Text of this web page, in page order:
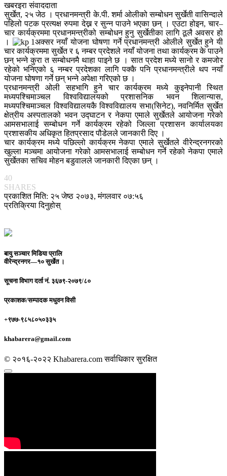
खबरइरा संवाददाता
सुर्खेत, २५ जेठ । प्रधानमन्त्री के.पी. शर्मा ओलीको सम्बोधन सुर्खेती वासिन्दाले
पहिलो पटक प्रत्यक्ष रुपमा देख्न र सुन्न पाउने भएका छन् । एउटा होइन, चार–
चार कार्यक्रममा प्रधानमन्त्रीको सम्बोधन हुनु सुर्खेतीका लागि ठूलै अवसर हो
।
अक्सर नयाँ योजना घोषणा गर्ने प्रधानमन्त्री ओलीले सुर्खेत हुने यी
चार कार्यक्रममा सुर्खेत र ६ नम्बर प्रदेशले नयाँ योजना तथा कार्यक्रम के पाउने
छन् भन्ने कुरा त सम्बोधनमै थाहा पाइने छ । सात प्रदेश मध्ये सानो र कमजोर
रहेको भनिएको ६ नम्बर प्रदेशका लागि पक्कै पनि प्रधानमन्त्रीले थप नयाँ
योजना घोषणा गर्ने छन् भन्ने अपेक्षा गरिएको छ ।
प्रधानमन्त्री ओली सहभागि हुने चार कार्यक्रम मध्ये कुइनेपानी स्थित
मध्यपश्चिमाञ्चल विश्वविद्यालयको प्रशासनिक भवन शिलान्यास,
मध्यपश्चिमाञ्चल विश्वविद्यालयकै विश्वविद्यालय सभा(सिनेट), नवनिर्मित सुर्खेत
क्षेत्रीय अस्पतालको भवन उद्घाटन र नेकपा एमाले सुर्खेतले आयोजना गरेको
आमसभालाई सम्बोधन गर्ने कार्यक्रम रहेको जिल्ला प्रशासन कार्यालयका
प्रशासकीय अधिकृत हितप्रसाद पौडेलले जानकारी दिए ।
चार कार्यक्रम मध्ये पछिल्लो कार्यक्रम नेकपा एमाले सुर्खेतले वीरेन्द्रनगरको
खुल्ला मञ्चमा आयोजना गरेको आमसभालाई सम्बोधन गर्ने रहेको नेकपा एमाले
सुर्खेतका सचिव मोहन बडुवालले जानकारी दिएका छन् ।
40
SHARES
प्रकाशित मिति: २५ जेष्ठ २०७३, मंगलवार ०७:५६
प्रतिक्रिया दिनुहोस्
बायु सञ्चार मिडिया प्रालि
वीरेन्द्रनगर—१० सुर्खेत ।
सूचना विभाग दर्ता नं. ३६७९-२०७९/८०
प्रकाशक/सम्पादकमधुवन विसी
+९७७-९८५८०५०३३५
khabarera@gmail.com
© २०१६-२०२२ Khabarera.com सर्वाधिकार सुरक्षित